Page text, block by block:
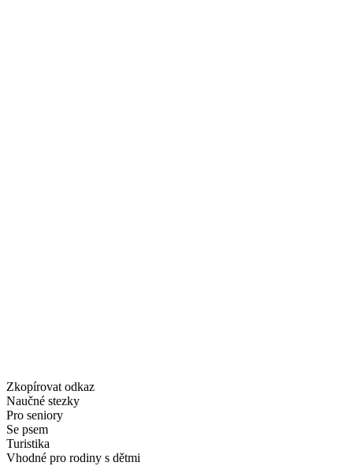
Zkopírovat odkaz
Naučné stezky
Pro seniory
Se psem
Turistika
Vhodné pro rodiny s dětmi